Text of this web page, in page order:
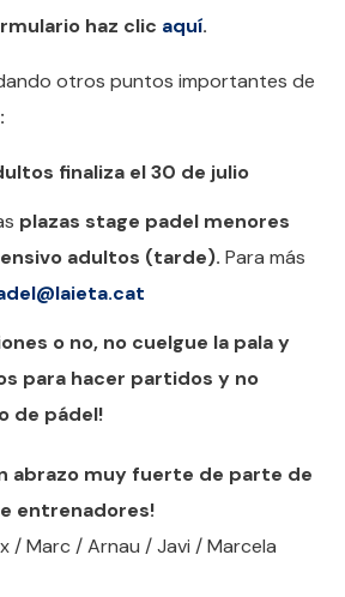
haz clic aquí.
otros puntos importantes de
finaliza el 30 de julio
plazas stage padel menores
adultos (tarde). Para más
o no, no cuelgue la pala y
para hacer partidos y no
de pádel!
abrazo muy fuerte de parte de
entrenadores!
/ Marc / Arnau / Javi / Marcela